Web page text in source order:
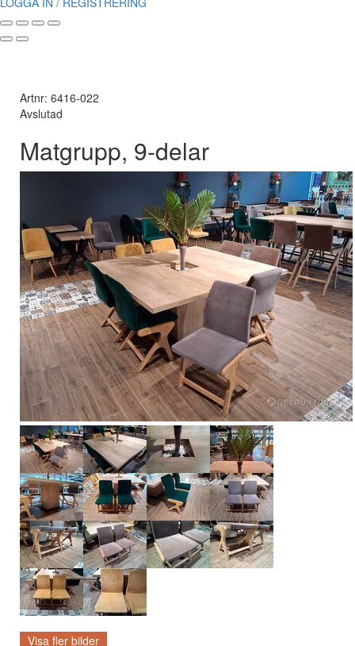
Artnr: 6416-022
Avslutad
Matgrupp, 9-delar
Visa fler bilder